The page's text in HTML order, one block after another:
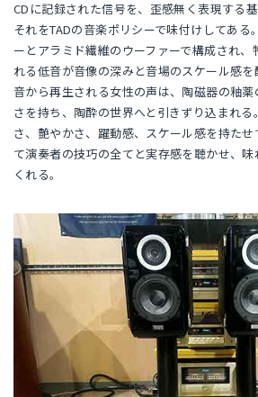
CDに記録された信号を、歪感無く表現する
それをTADの音楽ポリシーで味付けしてある
ーとアラミド繊維のウーファーで構成され、
れる低音が音像の深みと音場のスケール感
音から再生される女性の声は、陶磁器の釉
さを持ち、陶酔の世界へと引きずり込まれる
さ、艶やかさ、躍動感、スケール感を持た
て演奏者の技巧の全てと実存感を聴かせ、
くれる。